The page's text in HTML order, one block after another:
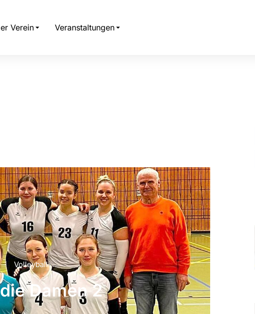
Verein Veranstaltungen
Volleyball
Damen 2